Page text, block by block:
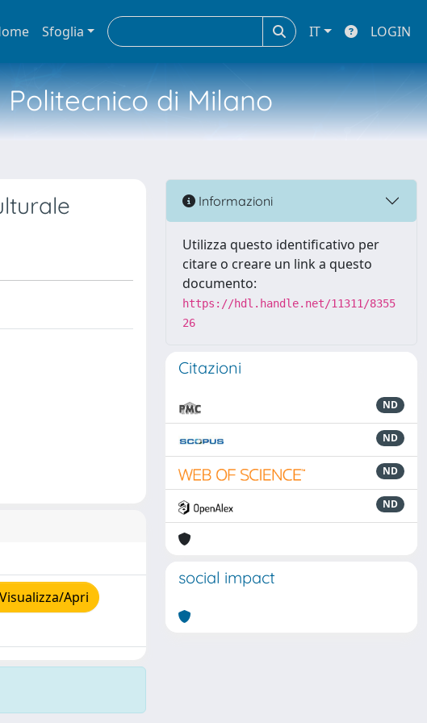
Sfoglia IT LOGIN
di Milano
Visualizza/Apri
Informazioni
Utilizza questo identificativo per
citare o creare un link a questo
documento:
https://hdl.handle.net/11311/8355
26
Citazioni
ND
ND
ND
ND
social impact